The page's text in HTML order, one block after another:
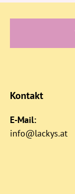
Kontakt
E-Mail:
info@lackys.at